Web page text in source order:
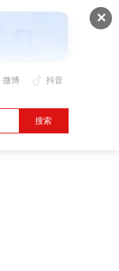
✕
微博 抖音